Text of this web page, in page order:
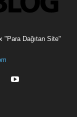
"Para Dağıtan Site"